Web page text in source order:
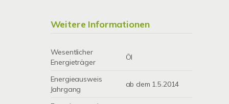
Weitere Informationen
Wesentlicher
Energieträger
Öl
Energieausweis
Jahrgang
ab dem 1.5.2014